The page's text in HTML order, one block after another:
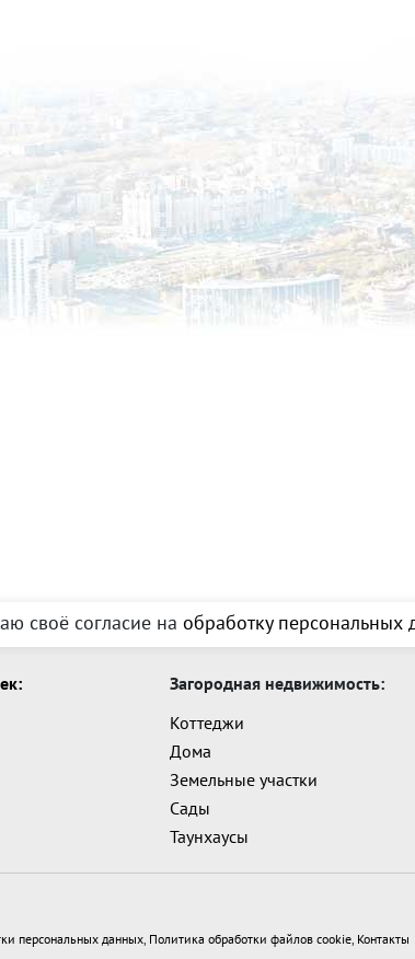
своё согласие на обработку персональных
Загородная недвижимость:
Коттеджи
Дома
Земельные участки
Сады
Таунхаусы
персональных данных, Политика обработки файлов cookie, Контакты